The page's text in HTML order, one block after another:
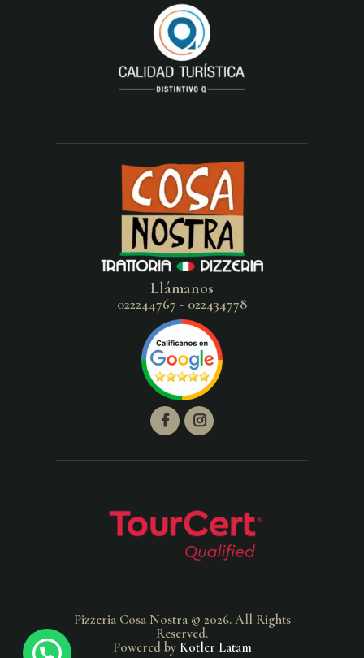
Llámanos
022244767 - 022434778
Pizzeria Cosa Nostra © 2026. All Rights
Reserved.
Powered by Kotler Latam